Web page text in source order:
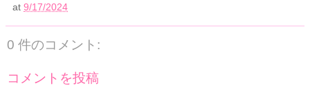
at 9/17/2024
0 件のコメント:
コメントを投稿